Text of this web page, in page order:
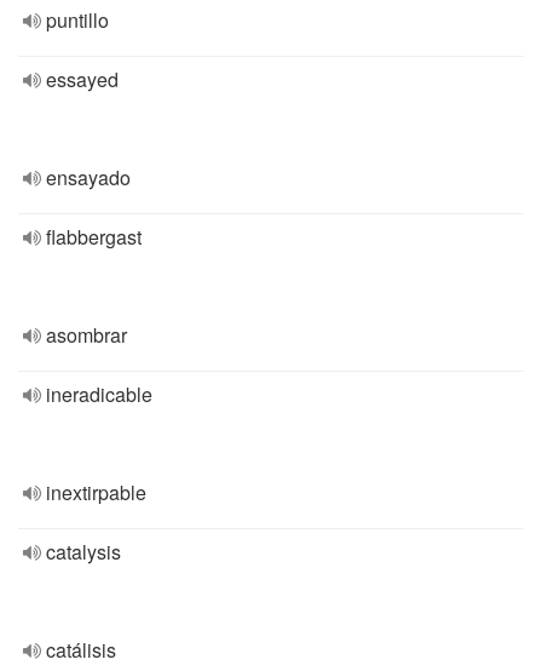
puntillo
essayed
ensayado
flabbergast
asombrar
ineradicable
inextirpable
catalysis
catálisis